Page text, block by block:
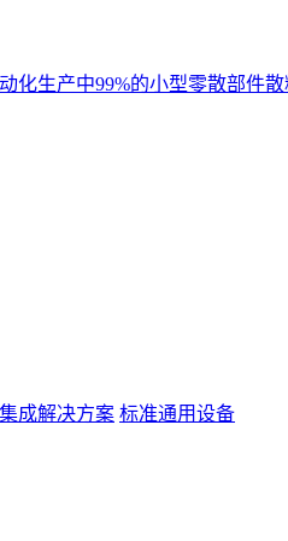
生产中99%的小型零散部件散
成解决方案 标准通用设备